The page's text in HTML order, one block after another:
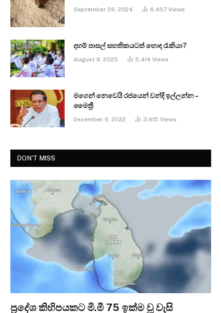
September 26, 2024 6,457 Views
දහම් පාසල් සහතිකයටත් හොඳ රැකියා?
August 9, 2025 5,414 Views
මගෙන් නෙවෙයි රජයෙන් වන්දි ඉල්ලන්න –
මෛත්‍රී
December 6, 2022 3,615 Views
DON'T MISS
ප්‍රදේශ කිහිපයකට මි.මී 75 ඉක්ම වූ වැසි